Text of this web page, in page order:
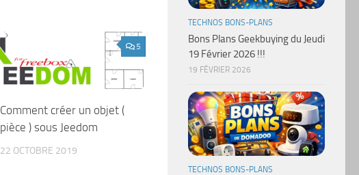
5
Comment créer un objet (
pièce ) sous Jeedom
22 OCTOBRE 2019
TECHNOS BONS-PLANS
Bons Plans Geekbuying du Jeudi
19 Février 2026 !!!
19 FÉVRIER 2026
TECHNOS BONS-PLANS